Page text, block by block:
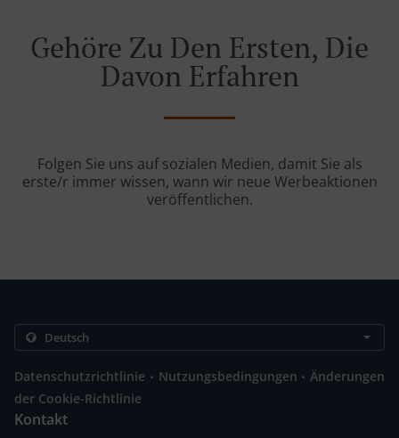
Gehöre Zu Den Ersten, Die
Davon Erfahren
Folgen Sie uns auf sozialen Medien, damit Sie als
erste/r immer wissen, wann wir neue Werbeaktionen
veröffentlichen.
Datenschutzrichtlinie . Nutzungsbedingungen . Änderungen
der Cookie-Richtlinie
Kontakt